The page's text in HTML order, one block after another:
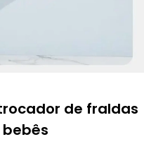
de fraldas